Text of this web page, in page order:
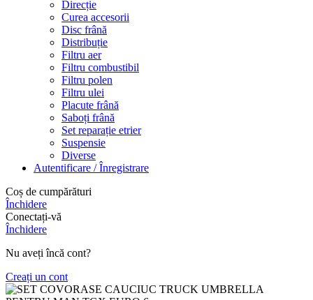
Direcție
Curea accesorii
Disc frână
Distribuție
Filtru aer
Filtru combustibil
Filtru polen
Filtru ulei
Placute frână
Saboți frână
Set reparație etrier
Suspensie
Diverse
Autentificare / Înregistrare
Coș de cumpărături
Închidere
Conectați-vă
Închidere
Nu aveți încă cont?
Creați un cont